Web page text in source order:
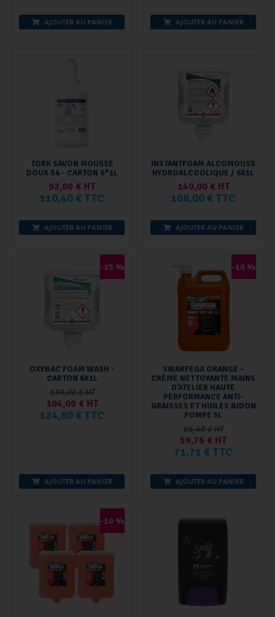
AJOUTER AU PANIER AJOUTER AU PANIER
TORK SAVON MOUSSE
DOUX S4 - CARTON 6*1L
92,00 € HT
110,40 € TTC
AJOUTER AU PANIER
INSTANTFOAM ALCOMOUSS
HYDROALCOOLIQUE / 6X1L
140,00 € HT
168,00 € TTC
AJOUTER AU PANIER
-25 %
OXYBAC FOAM WASH -
CARTON 6X1L
139,00 € HT
104,00 € HT
124,80 € TTC
AJOUTER AU PANIER
-10 %
SWARFEGA ORANGE –
CRÈME NETTOYANTE MAINS
D’ATELIER HAUTE
PERFORMANCE ANTI-
GRAISSES ET HUILES BIDON
POMPE 5L
66,40 € HT
59,76 € HT
71,71 € TTC
AJOUTER AU PANIER
-10 %